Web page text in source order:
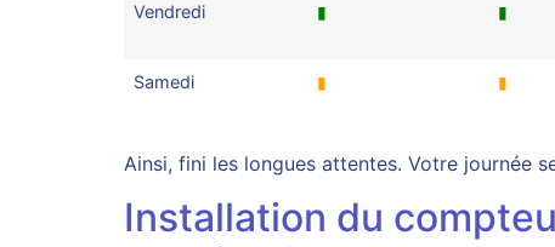
Vendredi ▮ ▮
Samedi ▮ ▮
Ainsi, fini les longues attentes. Votre journée
Installation du